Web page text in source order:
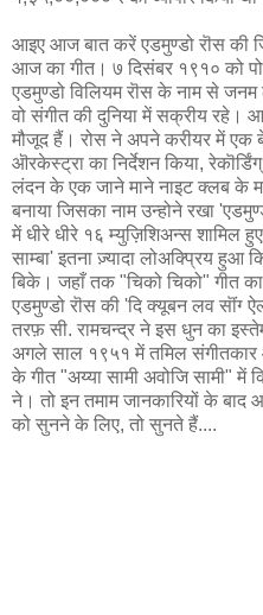
आइए आज बात करें एडमुण्डो रॊस की
आज का गीत। ७ दिसंबर १९१० को
एडमुण्डो विलियम रॊस के नाम से
वो संगीत की दुनिया में सक्रीय रहे।
मौजूद हैं। रोस ने अपने करीयर में एक
ऒरकेस्ट्रा का निर्देशन किया,
लंदन के एक जाने माने नाइट क्लब के
बनाया जिसका नाम उन्होने रखा
में धीरे धीरे १६ म्युज़िशिअन्स शामिल
साम्बा' इतना ज़्यादा लोअक्प्रिय हुआ
बिके। जहाँ तक "चिको चिको" गीत
एडमुण्डो रॊस की 'दि क्यूबन लव सॊंग्‍
तरफ़ सी. रामचन्द्र ने इस धुन का
अगले साल १९५१ में तमिल संगीतकार
के गीत "अय्या सामी अवोजि सामी" में
ने। तो इन तमाम जानकारियों के
को सुनने के लिए, तो सुनते हैं....